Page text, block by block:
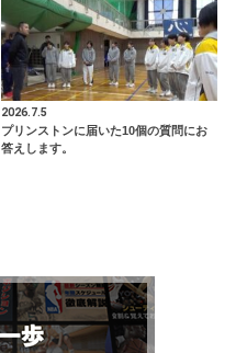
2026.7.5
プリンストンに届いた10個の質問にお
答えします。